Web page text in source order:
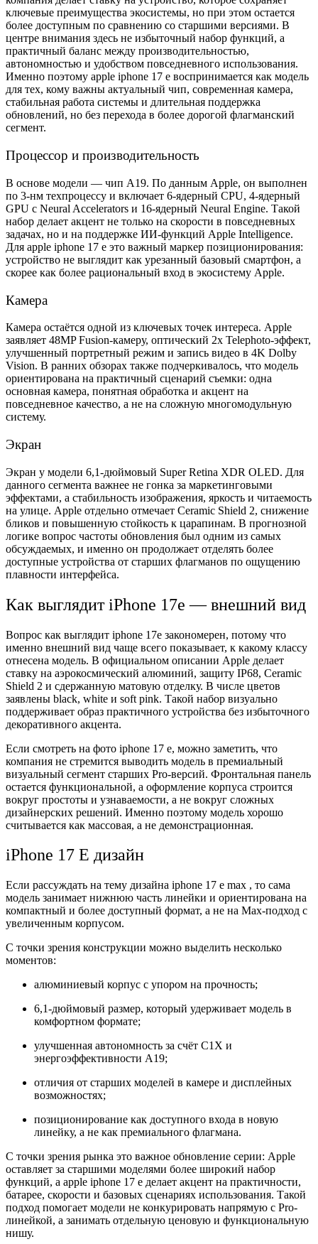
ключевые преимущества экосистемы, но при этом остается
более доступным по сравнению со старшими версиями. В
центре внимания здесь не избыточный набор функций, а
практичный баланс между производительностью,
автономностью и удобством повседневного использования.
Именно поэтому apple iphone 17 e воспринимается как модель
для тех, кому важны актуальный чип, современная камера,
стабильная работа системы и длительная поддержка
обновлений, но без перехода в более дорогой флагманский
сегмент.
Процессор и производительность
В основе модели — чип A19. По данным Apple, он выполнен
по 3-нм техпроцессу и включает 6-ядерный CPU, 4-ядерный
GPU с Neural Accelerators и 16-ядерный Neural Engine. Такой
набор делает акцент не только на скорости в повседневных
задачах, но и на поддержке ИИ-функций Apple Intelligence.
Для apple iphone 17 e это важный маркер позиционирования:
устройство не выглядит как урезанный базовый смартфон, а
скорее как более рациональный вход в экосистему Apple.
Камера
Камера остаётся одной из ключевых точек интереса. Apple
заявляет 48MP Fusion-камеру, оптический 2x Telephoto-эффект,
улучшенный портретный режим и запись видео в 4K Dolby
Vision. В ранних обзорах также подчеркивалось, что модель
ориентирована на практичный сценарий съемки: одна
основная камера, понятная обработка и акцент на
повседневное качество, а не на сложную многомодульную
систему.
Экран
Экран у модели 6,1-дюймовый Super Retina XDR OLED. Для
данного сегмента важнее не гонка за маркетинговыми
эффектами, а стабильность изображения, яркость и читаемость
на улице. Apple отдельно отмечает Ceramic Shield 2, снижение
бликов и повышенную стойкость к царапинам. В прогнозной
логике вопрос частоты обновления был одним из самых
обсуждаемых, и именно он продолжает отделять более
доступные устройства от старших флагманов по ощущению
плавности интерфейса.
Как выглядит iPhone 17e — внешний вид
Вопрос как выглядит iphone 17e закономерен, потому что
именно внешний вид чаще всего показывает, к какому классу
отнесена модель. В официальном описании Apple делает
ставку на аэрокосмический алюминий, защиту IP68, Ceramic
Shield 2 и сдержанную матовую отделку. В числе цветов
заявлены black, white и soft pink. Такой набор визуально
поддерживает образ практичного устройства без избыточного
декоративного акцента.
Если смотреть на фото iphone 17 e, можно заметить, что
компания не стремится выводить модель в премиальный
визуальный сегмент старших Pro-версий. Фронтальная панель
остается функциональной, а оформление корпуса строится
вокруг простоты и узнаваемости, а не вокруг сложных
дизайнерских решений. Именно поэтому модель хорошо
считывается как массовая, а не демонстрационная.
iPhone 17 E дизайн
Если рассуждать на тему дизайна iphone 17 e max , то сама
модель занимает нижнюю часть линейки и ориентирована на
компактный и более доступный формат, а не на Max-подход с
увеличенным корпусом.
С точки зрения конструкции можно выделить несколько
моментов:
алюминиевый корпус с упором на прочность;
6,1-дюймовый размер, который удерживает модель в
комфортном формате;
улучшенная автономность за счёт C1X и
энергоэффективности A19;
отличия от старших моделей в камере и дисплейных
возможностях;
позиционирование как доступного входа в новую
линейку, а не как премиального флагмана.
С точки зрения рынка это важное обновление серии: Apple
оставляет за старшими моделями более широкий набор
функций, а apple iphone 17 e делает акцент на практичности,
батарее, скорости и базовых сценариях использования. Такой
подход помогает модели не конкурировать напрямую с Pro-
линейкой, а занимать отдельную ценовую и функциональную
нишу.